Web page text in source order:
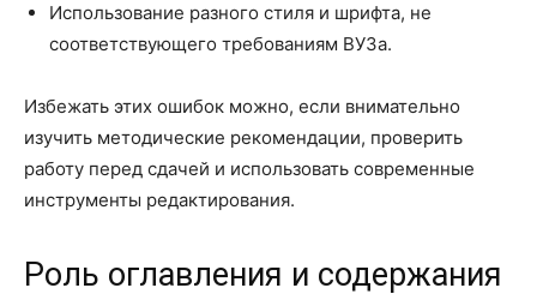
Использование разного стиля и шрифта, не
соответствующего требованиям ВУЗа.
Избежать этих ошибок можно, если внимательно
изучить методические рекомендации, проверить
работу перед сдачей и использовать современные
инструменты редактирования.
Роль оглавления и содержания